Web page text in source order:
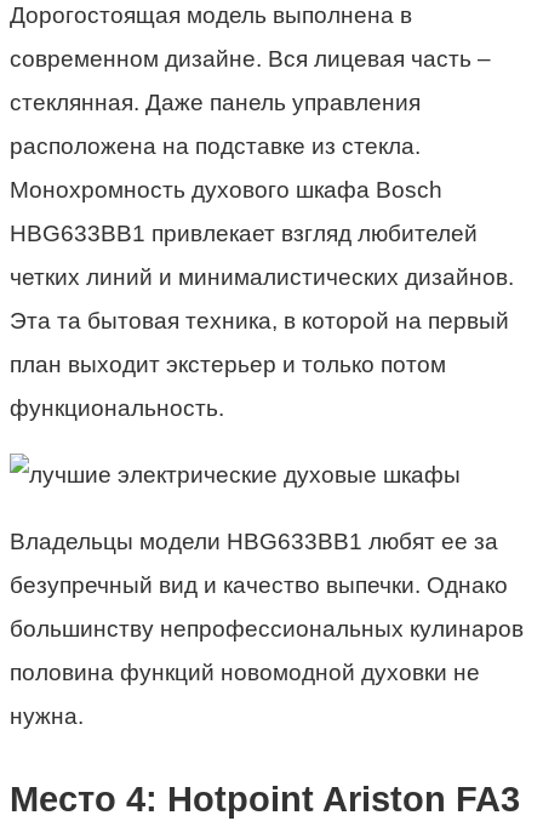
Дорогостоящая модель выполнена в
современном дизайне. Вся лицевая часть –
стеклянная. Даже панель управления
расположена на подставке из стекла.
Монохромность духового шкафа Bosch
HBG633BB1 привлекает взгляд любителей
четких линий и минималистических дизайнов.
Эта та бытовая техника, в которой на первый
план выходит экстерьер и только потом
функциональность.
Владельцы модели HBG633BB1 любят ее за
безупречный вид и качество выпечки. Однако
большинству непрофессиональных кулинаров
половина функций новомодной духовки не
нужна.
Место 4: Hotpoint Ariston FA3